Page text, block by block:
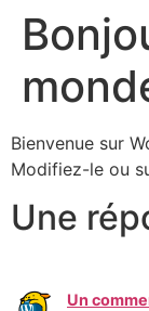
Bienvenue sur
Modifiez-le ou
Une
Un